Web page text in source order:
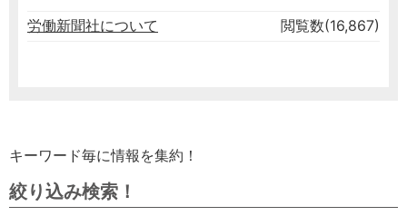
労働新聞社について 閲覧数(16,867)
キーワード毎に情報を集約！
絞り込み検索！